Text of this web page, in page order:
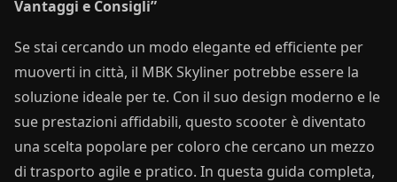
Vantaggi e Consigli”
Se stai cercando un modo elegante ed efficiente per
muoverti in città, il MBK Skyliner potrebbe essere la
soluzione ideale per te. Con il suo design moderno e le
sue prestazioni affidabili, questo scooter è diventato
una scelta popolare per coloro che cercano un mezzo
di trasporto agile e pratico. In questa guida completa,